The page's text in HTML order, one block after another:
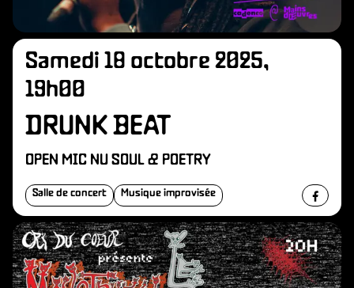
Samedi 18 octobre 2025,
19h00
DRUNK BEAT
OPEN MIC NU SOUL & POETRY
Salle de concert Musique improvisée